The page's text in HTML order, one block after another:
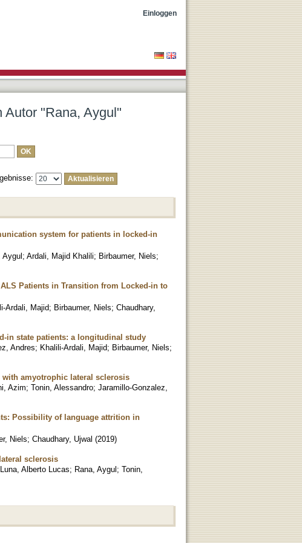
Einloggen
"Rana, Aygul"
system for patients in locked-in
Aygul; Ardali, Majid Khalili; Birbaumer, Niels;
Patients in Transition from Locked-in to
Ardali, Majid; Birbaumer, Niels; Chaudhary,
in state patients: a longitudinal study
Andres; Khalili-Ardali, Majid; Birbaumer, Niels;
amyotrophic lateral sclerosis
Azim; Tonin, Alessandro; Jaramillo-Gonzalez,
Possibility of language attrition in
Niels; Chaudhary, Ujwal (2019)
sclerosis
Luna, Alberto Lucas; Rana, Aygul; Tonin,